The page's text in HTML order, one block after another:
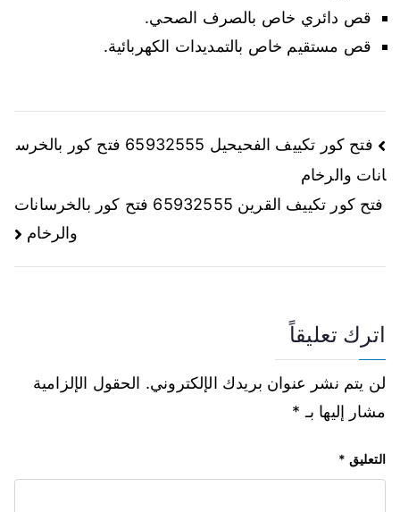
قص دائري خاص بالصرف الصحي.
قص مستقيم خاص بالتمديدات الكهربائية.
فتح كور تكييف الفحيحيل 65932555 فتح كور بالخرس
انات والرخام
فتح كور تكييف القرين 65932555 فتح كور بالخرسانات
والرخام
اترك تعليقاً
لن يتم نشر عنوان بريدك الإلكتروني. الحقول الإلزامية
مشار إليها بـ *
التعليق *